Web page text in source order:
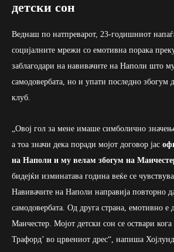
детски сон
Веднаш по натпреварот, 23-годишниот
социјалните мрежи со емотивна порака
заблагодари на навивачите на Наполи што му
самодовербата, но и упати последно збогум
клуб.
„Овој гол за мене имаше симболично
а тоа значи дека поради мојот договор јас
на Наполи и му велам збогум на
бидејќи изминатава година веќе се
Навивачите на Наполи направија повторно
самодовербата. Од друга страна, емотивно е
Манчестер. Мојот детски сон се оствари
Трафорд’ во црвениот дрес“, напиша